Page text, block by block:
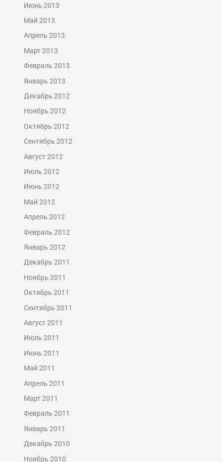
Июнь 2013
Май 2013
Апрель 2013
Март 2013
Февраль 2013
Январь 2013
Декабрь 2012
Ноябрь 2012
Октябрь 2012
Сентябрь 2012
Август 2012
Июль 2012
Июнь 2012
Май 2012
Апрель 2012
Февраль 2012
Январь 2012
Декабрь 2011
Ноябрь 2011
Октябрь 2011
Сентябрь 2011
Август 2011
Июль 2011
Июнь 2011
Май 2011
Апрель 2011
Март 2011
Февраль 2011
Январь 2011
Декабрь 2010
Ноябрь 2010